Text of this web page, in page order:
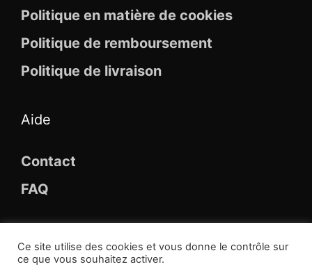
Politique en matière de cookies
Politique de remboursement
Politique de livraison
Aide
Contact
FAQ
Ce site utilise des cookies et vous donne le contrôle sur
ce que vous souhaitez activer.